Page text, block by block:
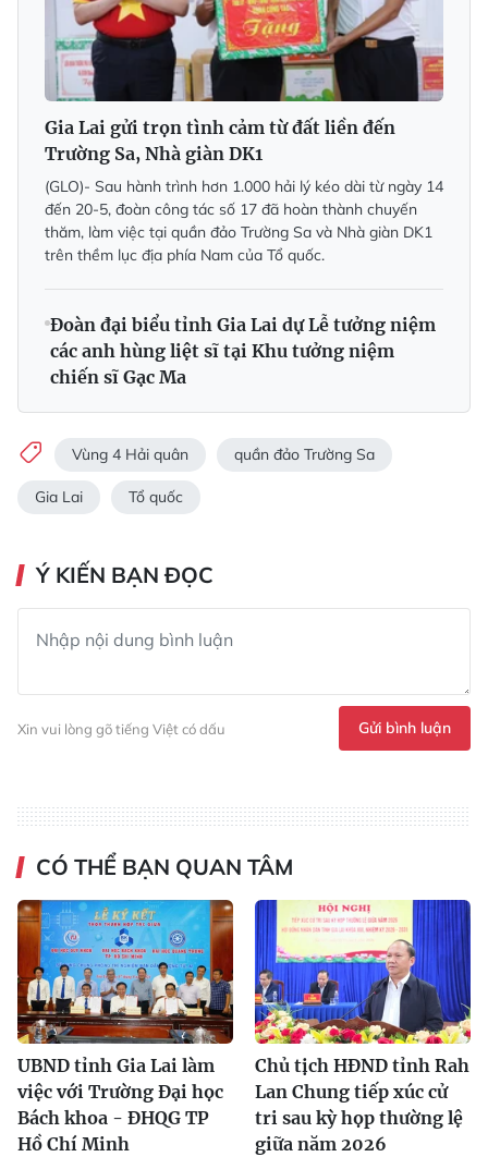
Gia Lai gửi trọn tình cảm từ đất liền đến
Trường Sa, Nhà giàn DK1
(GLO)- Sau hành trình hơn 1.000 hải lý kéo dài từ ngày 14
đến 20-5, đoàn công tác số 17 đã hoàn thành chuyến
thăm, làm việc tại quần đảo Trường Sa và Nhà giàn DK1
trên thềm lục địa phía Nam của Tổ quốc.
Đoàn đại biểu tỉnh Gia Lai dự Lễ tưởng niệm
các anh hùng liệt sĩ tại Khu tưởng niệm
chiến sĩ Gạc Ma
Vùng 4 Hải quân quần đảo Trường Sa
Gia Lai Tổ quốc
Ý KIẾN BẠN ĐỌC
Xin vui lòng gõ tiếng Việt có dấu Gửi bình luận
CÓ THỂ BẠN QUAN TÂM
UBND tỉnh Gia Lai làm
việc với Trường Đại học
Bách khoa - ĐHQG TP
Hồ Chí Minh
Chủ tịch HĐND tỉnh Rah
Lan Chung tiếp xúc cử
tri sau kỳ họp thường lệ
giữa năm 2026